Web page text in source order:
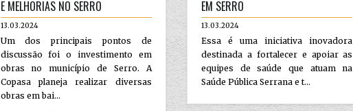
E MELHORIAS NO SERRO
13.03.2024
Um dos principais pontos de
discussão foi o investimento em
obras no município de Serro. A
Copasa planeja realizar diversas
obras em bai...
EM SERRO
13.03.2024
Essa é uma iniciativa inovadora
destinada a fortalecer e apoiar as
equipes de saúde que atuam na
Saúde Pública Serrana e t...